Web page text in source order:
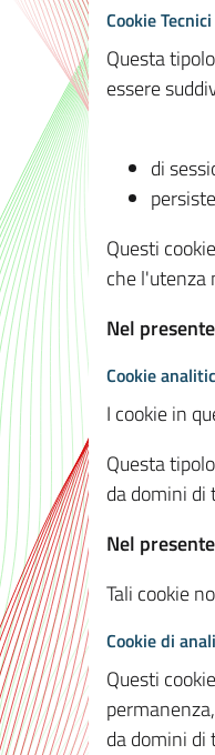
Cookie Tecnici
Questa
essere
di
Questi
che l'utenza
Nel
Cookie
I cookie in
Questa
da domini di
Nel
Tali cookie
Cookie di
Questi
da domini di